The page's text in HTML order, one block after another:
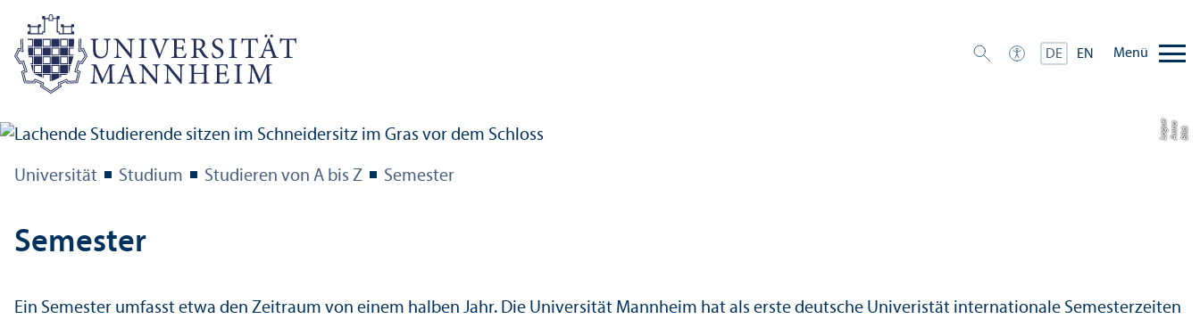
DE EN Menü
Bil
d:
A
n
n
aL
o
g
u
e
Universität Studium Studieren von A bis Z Semester
Semester
Ein Semester umfasst etwa den Zeitraum von einem halben Jahr. Die Universität Mannheim hat als erste deutsche Univeristät internationale Semesterzeiten